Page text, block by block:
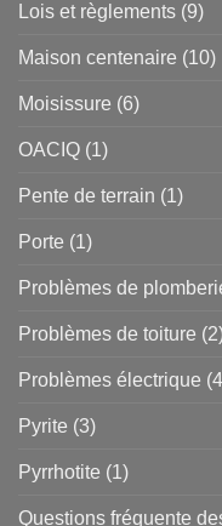
Lois et règlements (9)
Maison centenaire (10)
Moisissure (6)
OACIQ (1)
Pente de terrain (1)
Porte (1)
Problèmes de
Problèmes de toiture
Problèmes électrique
Pyrite (3)
Pyrrhotite (1)
Questions fréquente